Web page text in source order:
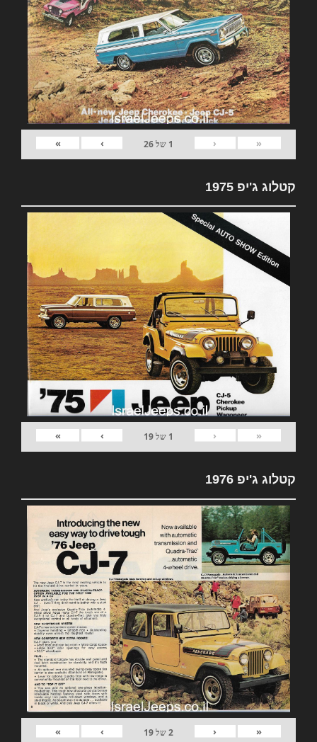
«
‹
1 של26
›
»
קטלוג ג'יפ 1975
«
‹
1 של19
›
»
קטלוג ג'יפ 1976
«
‹
2של19
›
»